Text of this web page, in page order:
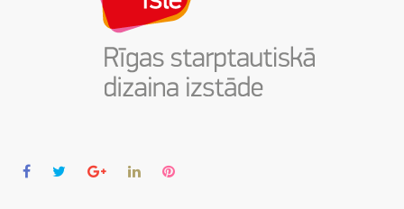
Facebook
TwitterGoogle+LinkedInPinterest